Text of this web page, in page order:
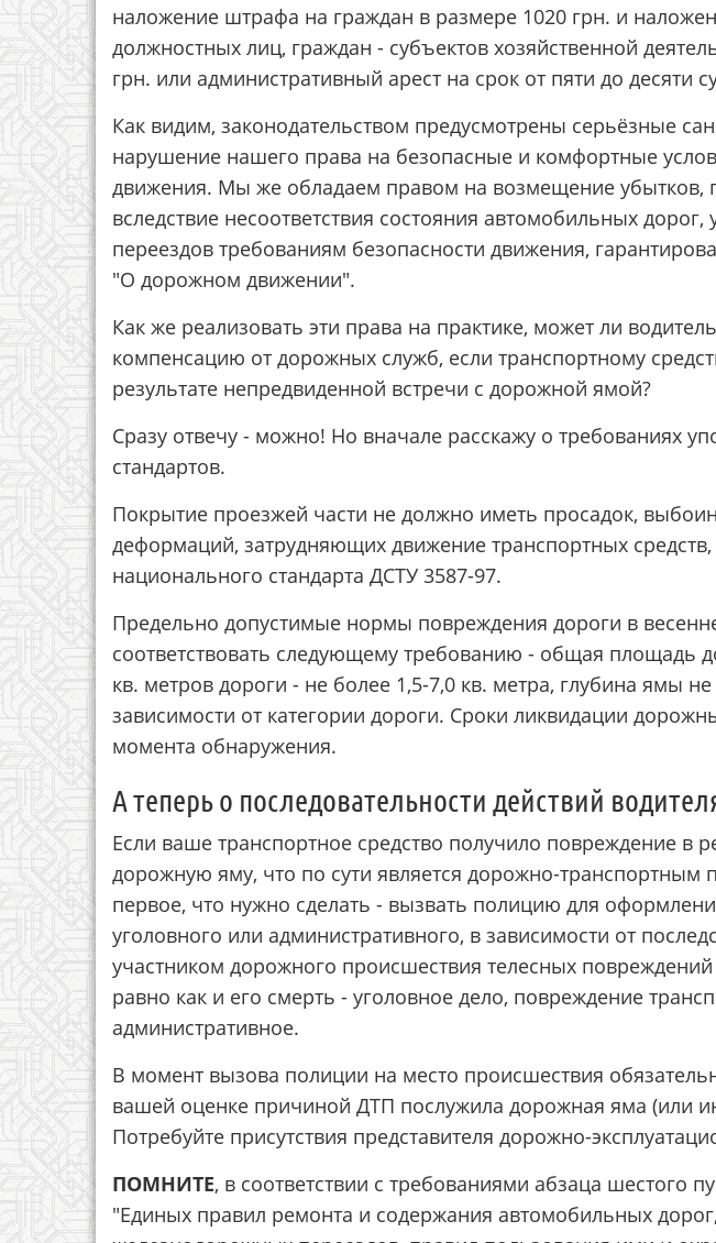
наложение штрафа на граждан в размере 1020 грн. и
должностных лиц, граждан - субъектов хозяйственной
грн. или административный арест на срок от пяти до десяти
Как видим, законодательством предусмотрены серьёзные
нарушение нашего права на безопасные и комфортные
движения. Мы же обладаем правом на возмещение убытков,
вследствие несоответствия состояния автомобильных
переездов требованиям безопасности движения,
"О дорожном движении".
Как же реализовать эти права на практике, может ли
компенсацию от дорожных служб, если транспортному
результате непредвиденной встречи с дорожной ямой?
Сразу отвечу - можно! Но вначале расскажу о требованиях
стандартов.
Покрытие проезжей части не должно иметь просадок,
деформаций, затрудняющих движение транспортных
национального стандарта ДСТУ 3587-97.
Предельно допустимые нормы повреждения дороги в
соответствовать следующему требованию - общая площадь
кв. метров дороги - не более 1,5-7,0 кв. метра, глубина ямы
зависимости от категории дороги. Сроки ликвидации
момента обнаружения.
А теперь о последовательности действий
Если ваше транспортное средство получило повреждение в
дорожную яму, что по сути является дорожно-транспортным
первое, что нужно сделать - вызвать полицию для
уголовного или административного, в зависимости от
участником дорожного происшествия телесных повреждений
равно как и его смерть - уголовное дело, повреждение
административное.
В момент вызова полиции на место происшествия
вашей оценке причиной ДТП послужила дорожная яма (или
Потребуйте присутствия представителя дорожно-
ПОМНИТЕ, в соответствии с требованиями абзаца шестого
"Единых правил ремонта и содержания автомобильных